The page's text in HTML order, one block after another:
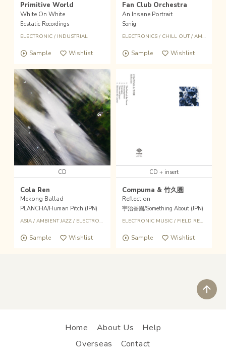
Primitive World
White On White
Ecstatic Recordings
ELECTRONIC/ INDUSTRIAL
Sample Wishlist
Fan Club Orchestra
An Insane Portrait
Sonig
ELECTRONICS/ CHILL OUT/ AMBIENT
Sample Wishlist
CD
Cola Ren
Mekong Ballad
PLANCHA/Human Pitch (JPN)
ASIA/ AMBIENT JAZZ/ ELECTRONICS
Sample Wishlist
CD + insert
Compuma & 竹久圏
Reflection
宇治香園/Something About (JPN)
ELECTRONIC MUSIC/ FIELD RECORDING
Sample Wishlist
Home About Us
Help
Overseas
Contact